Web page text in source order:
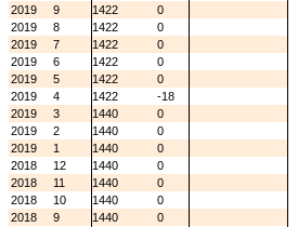
2019
9 1422
0
2019
8 1422
0
2019
7 1422
0
2019
6 1422
0
2019
5 1422
0
2019
4 1422
-18
2019
3 1440
0
2019
2 1440
0
2019
1 1440
0
2018
12 1440
0
2018
11 1440
0
2018
10 1440
0
2018
9 1440
0